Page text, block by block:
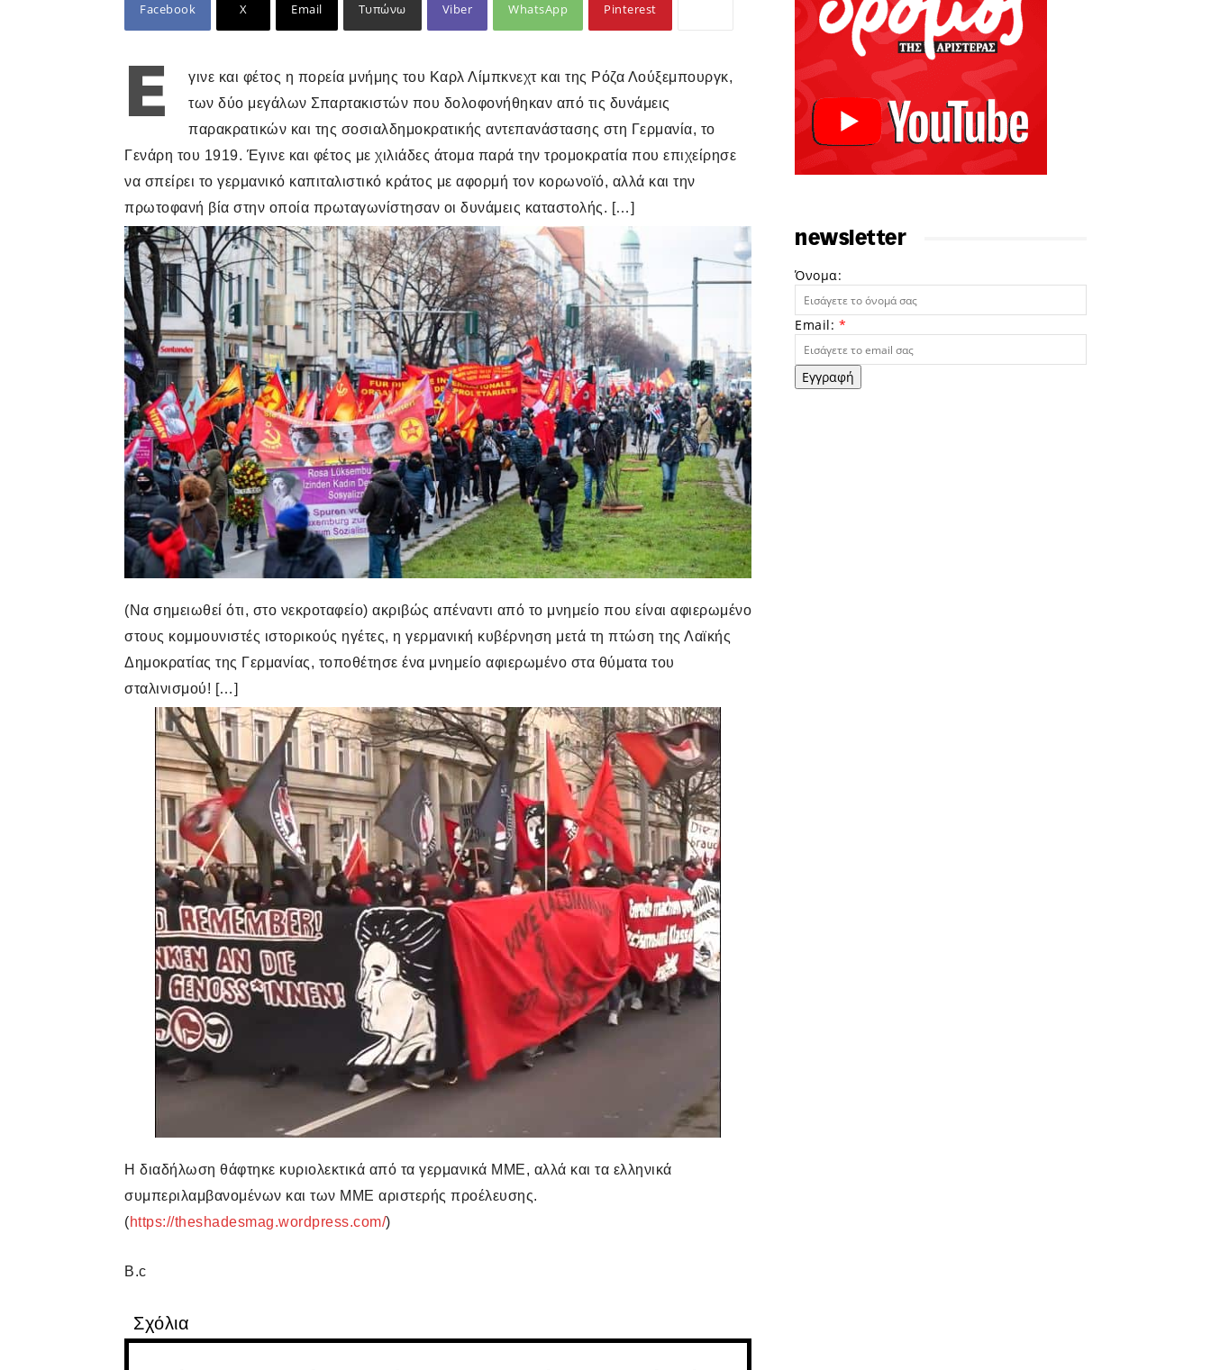
Facebook X Email Τυπώνω Viber WhatsApp Pinterest
Έ
γινε και φέτος η πορεία μνήμης του Καρλ Λίμπκνεχτ και της Ρόζα Λούξεμπουργκ,
των δύο μεγάλων Σπαρτακιστών που δολοφονήθηκαν από τις δυνάμεις
παρακρατικών και της σοσιαλδημοκρατικής αντεπανάστασης στη Γερμανία, το
Γενάρη του 1919. Έγινε και φέτος με χιλιάδες άτομα παρά την τρομοκρατία που επιχείρησε
να σπείρει το γερμανικό καπιταλιστικό κράτος με αφορμή τον κορωνοϊό, αλλά και την
πρωτοφανή βία στην οποία πρωταγωνίστησαν οι δυνάμεις καταστολής. […]
(Να σημειωθεί ότι, στο νεκροταφείο) ακριβώς απέναντι από το μνημείο που είναι αφιερωμένο
στους κομμουνιστές ιστορικούς ηγέτες, η γερμανική κυβέρνηση μετά τη πτώση της Λαϊκής
Δημοκρατίας της Γερμανίας, τοποθέτησε ένα μνημείο αφιερωμένο στα θύματα του
σταλινισμού! […]
Η διαδήλωση θάφτηκε κυριολεκτικά από τα γερμανικά ΜΜΕ, αλλά και τα ελληνικά
συμπεριλαμβανομένων και των ΜΜΕ αριστερής προέλευσης.
(https://theshadesmag.wordpress.com/)
B.c
Σχόλια
newsletter
Όνομα:
Email: *
Εγγραφή